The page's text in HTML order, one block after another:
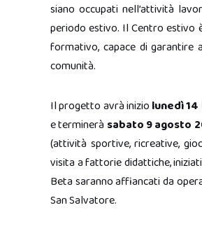
siano occupati nell’attività
periodo estivo. Il Centro estivo
formativo, capace di garantire
comunità.
Il progetto avrà inizio lunedì
e terminerà sabato 9 agosto
(attività sportive, ricreative,
visita a fattorie didattiche,
Beta saranno affiancati da
San Salvatore.